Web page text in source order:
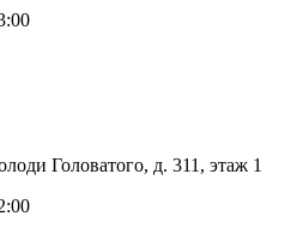
Головатого, д. 311, этаж 1